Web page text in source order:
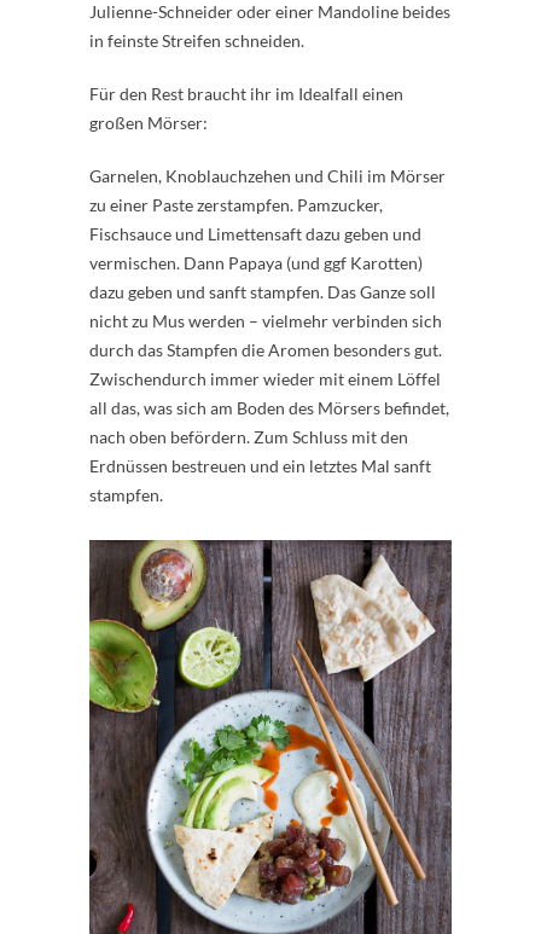
Julienne-Schneider oder einer Mandoline beides
in feinste Streifen schneiden.
Für den Rest braucht ihr im Idealfall einen
großen Mörser:
Garnelen, Knoblauchzehen und Chili im Mörser
zu einer Paste zerstampfen. Pamzucker,
Fischsauce und Limettensaft dazu geben und
vermischen. Dann Papaya (und ggf Karotten)
dazu geben und sanft stampfen. Das Ganze soll
nicht zu Mus werden – vielmehr verbinden sich
durch das Stampfen die Aromen besonders gut.
Zwischendurch immer wieder mit einem Löffel
all das, was sich am Boden des Mörsers befindet,
nach oben befördern. Zum Schluss mit den
Erdnüssen bestreuen und ein letztes Mal sanft
stampfen.